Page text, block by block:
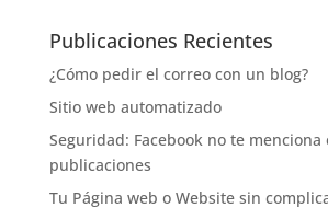
Publicaciones Recientes
¿Cómo pedir el correo con un blog?
Sitio web automatizado
Seguridad: Facebook no te menciona
publicaciones
Tu Página web o Website sin